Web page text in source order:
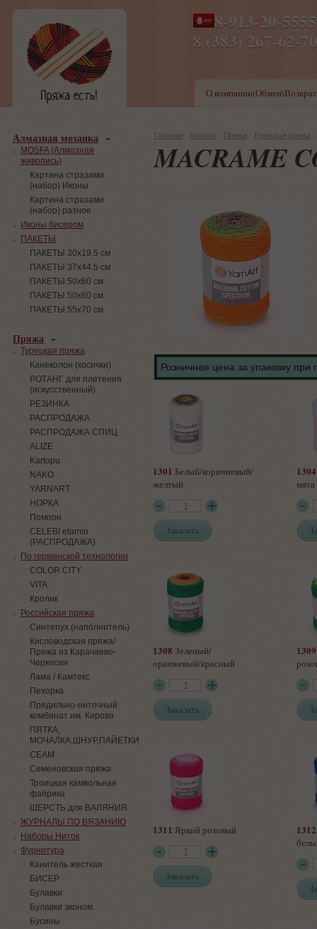
8-913-20-
8 (383) 267-
ПН-ПТ 8-17,СБ-ВС 9-
О
Главная Каталог Пряжа Турецкая пряжа
MACRAME
Розничная цена за упаковку при
1301 Белый/коричневый/
желтый
Заказать
1304
мята
1308 Зеленый/
оранжевый/красный
Заказать
1309
1311 Яркий розовый
Заказать
1312
Алмазная мозаика
MOSFA (Алмазная
живопись)
Картина стразами
(набор) Иконы
Картина стразами
(набор) разное
Иконы бисером
ПАКЕТЫ
ПАКЕТЫ 30х19.5 см
ПАКЕТЫ 37х44.5 см
ПАКЕТЫ 50х60 см
ПАКЕТЫ 50х60 см
ПАКЕТЫ 55х70 см
Пряжа
Турецкая пряжа
Канеколон (косички)
РОТАНГ для плетения
(искусственный)
PЕЗИНКА
РАСПРОДАЖА
РАСПРОДАЖА СПИЦ
ALIZE
Kartopu
NAKO
YARNART
НОРКА
Помпон
СELEBI etamin
(РАСПРОДАЖА)
По германской технологии
COLOR CITY
VITA
Кролик
Российская пряжа
Синтепух (наполнитель)
Кисловодская пряжа/
Пряжа из Карачаево-
Черкесии
Лама / Камтекс
Пехорка
Прядильно-ниточный
комбинат им. Кирова
ПЯТКА,
МОЧАЛКА,ШНУР,ПАЙЕТКИ
СЕАМ
Семеновская пряжа
Троицкая камвольная
фабрика
ШЕРСТЬ для ВАЛЯНИЯ
ЖУРНАЛЫ ПО ВЯЗАНИЮ
Наборы Ниток
Фурнитура
Канитель жесткая
БИСЕР
Булавки
Булавки эконом.
Бусины